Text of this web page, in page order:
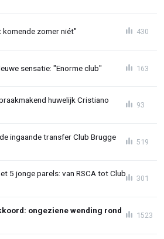
zomer niét" 430
sensatie: "Enorme club" 163
huwelijk Cristiano
93
ingaande transfer Club Brugge
519
5 jonge parels: van RSCA tot Club
301
ongeziene wending rond
1523